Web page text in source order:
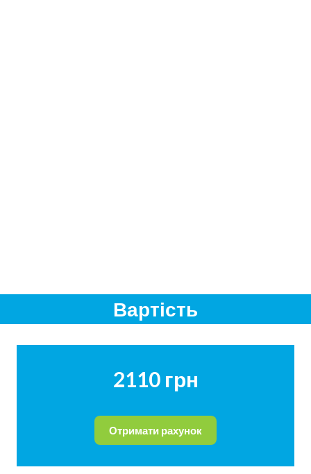
Вартість
2110 грн
Отримати рахунок